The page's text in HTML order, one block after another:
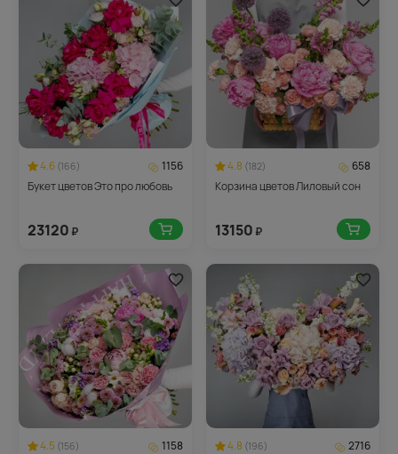
4.6 (166)
1156
Букет цветов Это про любовь
23120 ₽
4.8 (182)
658
Корзина цветов Лиловый сон
13150 ₽
4.5 (156)
1158
4.8 (196)
2716